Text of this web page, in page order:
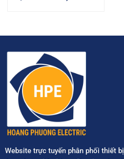
Website trực tuyến phân phối thiết